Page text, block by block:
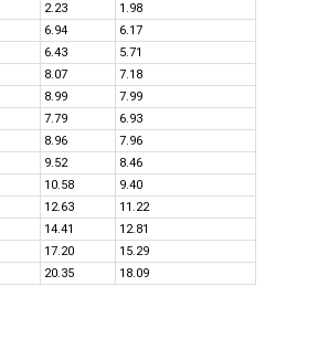
2.23
1.98
6.94
6.17
6.43
5.71
8.07
7.18
8.99
7.99
7.79
6.93
8.96
7.96
9.52
8.46
10.58
9.40
12.63
11.22
14.41
12.81
17.20
15.29
20.35 18.09